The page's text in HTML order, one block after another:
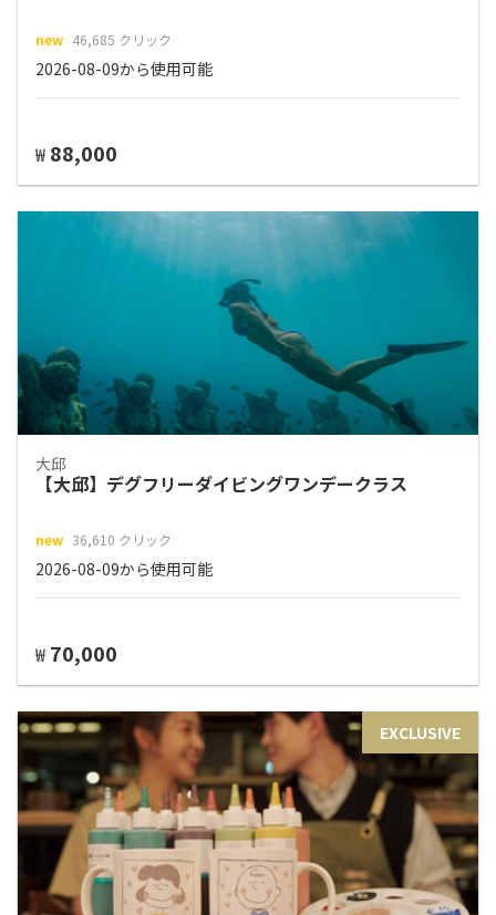
new 46,685 クリック
2026-08-09から使用可能
₩ 88,000
大邱
【大邱】デグフリーダイビングワンデークラス
new 36,610 クリック
2026-08-09から使用可能
₩ 70,000
EXCLUSIVE